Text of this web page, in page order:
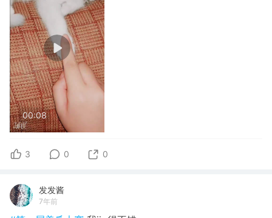
00:08
3 0 0
发发酱
7年前